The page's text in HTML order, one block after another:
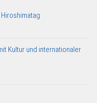
Kultur und internationaler